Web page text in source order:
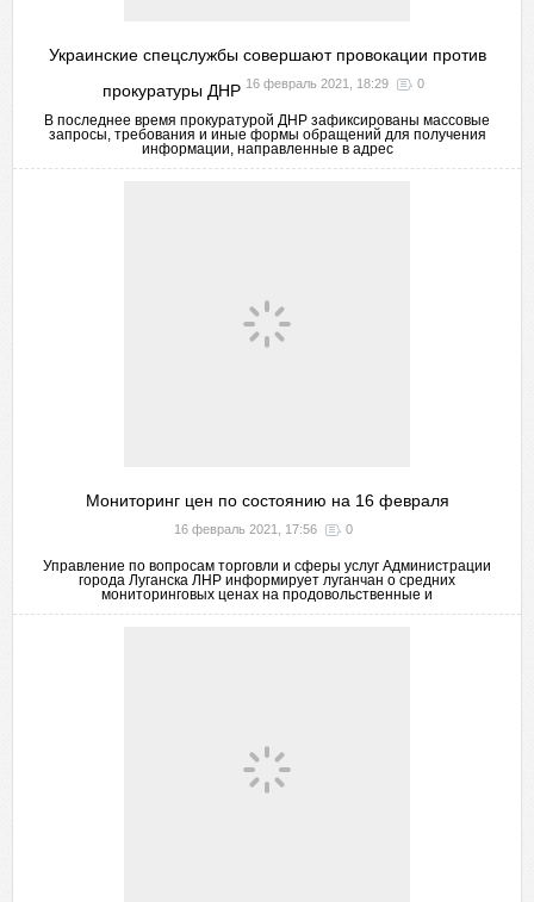
Украинские спецслужбы совершают провокации против
прокуратуры ДНР 16 февраль 2021, 18:29 0
В последнее время прокуратурой ДНР зафиксированы массовые
запросы, требования и иные формы обращений для получения
информации, направленные в адрес
Мониторинг цен по состоянию на 16 февраля
16 февраль 2021, 17:56 0
Управление по вопросам торговли и сферы услуг Администрации
города Луганска ЛНР информирует луганчан о средних
мониторинговых ценах на продовольственные и